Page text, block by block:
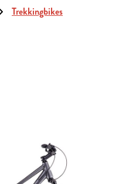
Trekkingbikes